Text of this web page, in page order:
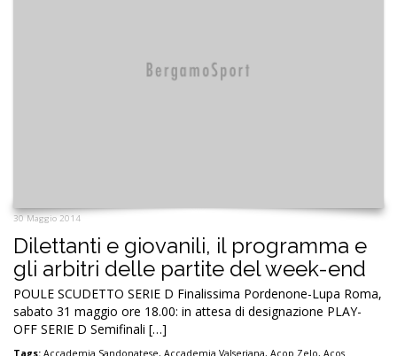
30 Maggio 2014
Dilettanti e giovanili, il programma e
gli arbitri delle partite del week-end
POULE SCUDETTO SERIE D Finalissima Pordenone-Lupa Roma,
sabato 31 maggio ore 18.00: in attesa di designazione PLAY-
OFF SERIE D Semifinali […]
Tags: Accademia Sandonatese, Accademia Valseriana, Acop Zelo, Acos